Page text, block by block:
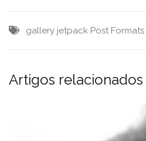
gallery jetpack Post Formats
Artigos relacionados